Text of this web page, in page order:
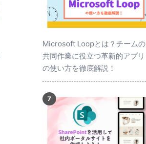
Microsoft Loopとは？チームの
共同作業に役立つ革新的アプリ
の使い方を徹底解説！